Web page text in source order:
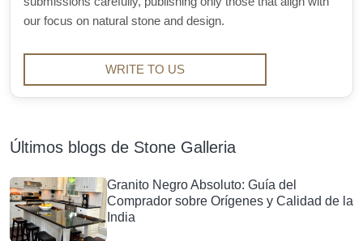
our focus on natural stone and design.
WRITE TO US
Últimos blogs de Stone Galleria
Granito Negro Absoluto: Guía del
Comprador sobre Orígenes y Calidad de la
India